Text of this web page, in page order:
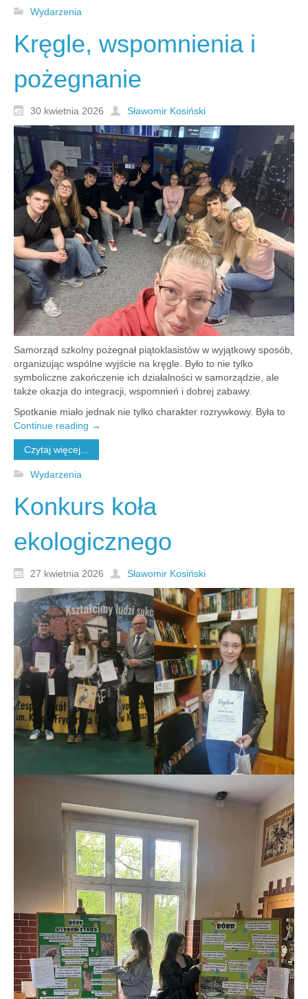
Wydarzenia
Kręgle, wspomnienia i
pożegnanie
30 kwietnia 2026 Sławomir Kosiński
Samorząd szkolny pożegnał piątoklasistów w wyjątkowy sposób,
organizując wspólne wyjście na kręgle. Było to nie tylko
symboliczne zakończenie ich działalności w samorządzie, ale
także okazja do integracji, wspomnień i dobrej zabawy.
Spotkanie miało jednak nie tylko charakter rozrywkowy. Była to
Continue reading →
Czytaj więcej...
Wydarzenia
Konkurs koła
ekologicznego
27 kwietnia 2026 Sławomir Kosiński